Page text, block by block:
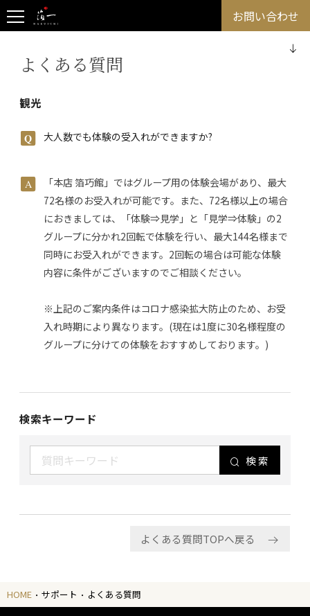
お問い合わせ
よくある質問
観光
大人数でも体験の受入れができますか?
「本店 箔巧館」ではグループ用の体験会場があり、最大
72名様のお受入れが可能です。また、72名様以上の場合
におきましては、「体験⇒見学」と「見学⇒体験」の2
グループに分かれ2回転で体験を行い、最大144名様まで
同時にお受入れができます。2回転の場合は可能な体験
内容に条件がございますのでご相談ください。
※上記のご案内条件はコロナ感染拡大防止のため、お受
入れ時期により異なります。(現在は1度に30名様程度の
グループに分けての体験をおすすめしております。)
検索キーワード
検索
よくある質問TOPへ戻る
HOME サポート よくある質問